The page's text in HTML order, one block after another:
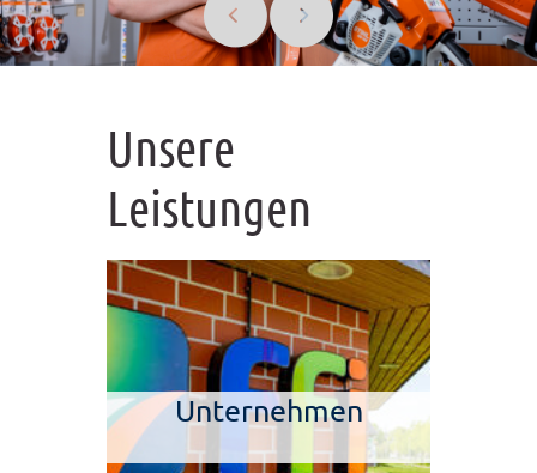
Unsere
Leistungen
Unternehmen